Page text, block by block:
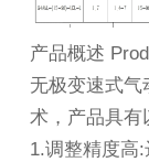
产品概述
无极变速式气
术，产品具有
1.调整精度高